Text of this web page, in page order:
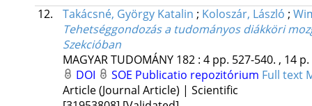
12.
Takácsné, György Katalin ; Koloszár, László ;
Tehetséggondozás a tudományos diákköri
Szekcióban
MAGYAR TUDOMÁNY 182: 4 pp. 527-540. , 14 p.
DOI
SOE Publicatio repozitórium Full text
Article (Journal Article) | Scientific